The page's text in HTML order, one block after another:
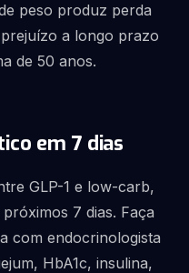
peso produz perda
a longo prazo
de 50 anos.
em 7 dias
GLP-1 e low-carb,
7 dias. Faça
com endocrinologista
HbA1c, insulina,